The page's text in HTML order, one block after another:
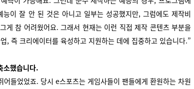
이 잘 안 된 것은 아니고 일부는 성공했지만, 그럼에도 제작비
게 참 어려웠어요. 그래서 현재는 이런 직접 제작 콘텐츠 부분을
, 즉 크리에이터를 육성하고 지원하는 데에 집중하고 있습니다.”
소했습니다.
들었었죠. 당시 e스포츠는 게임사들이 팬들에게 환원하는 차원